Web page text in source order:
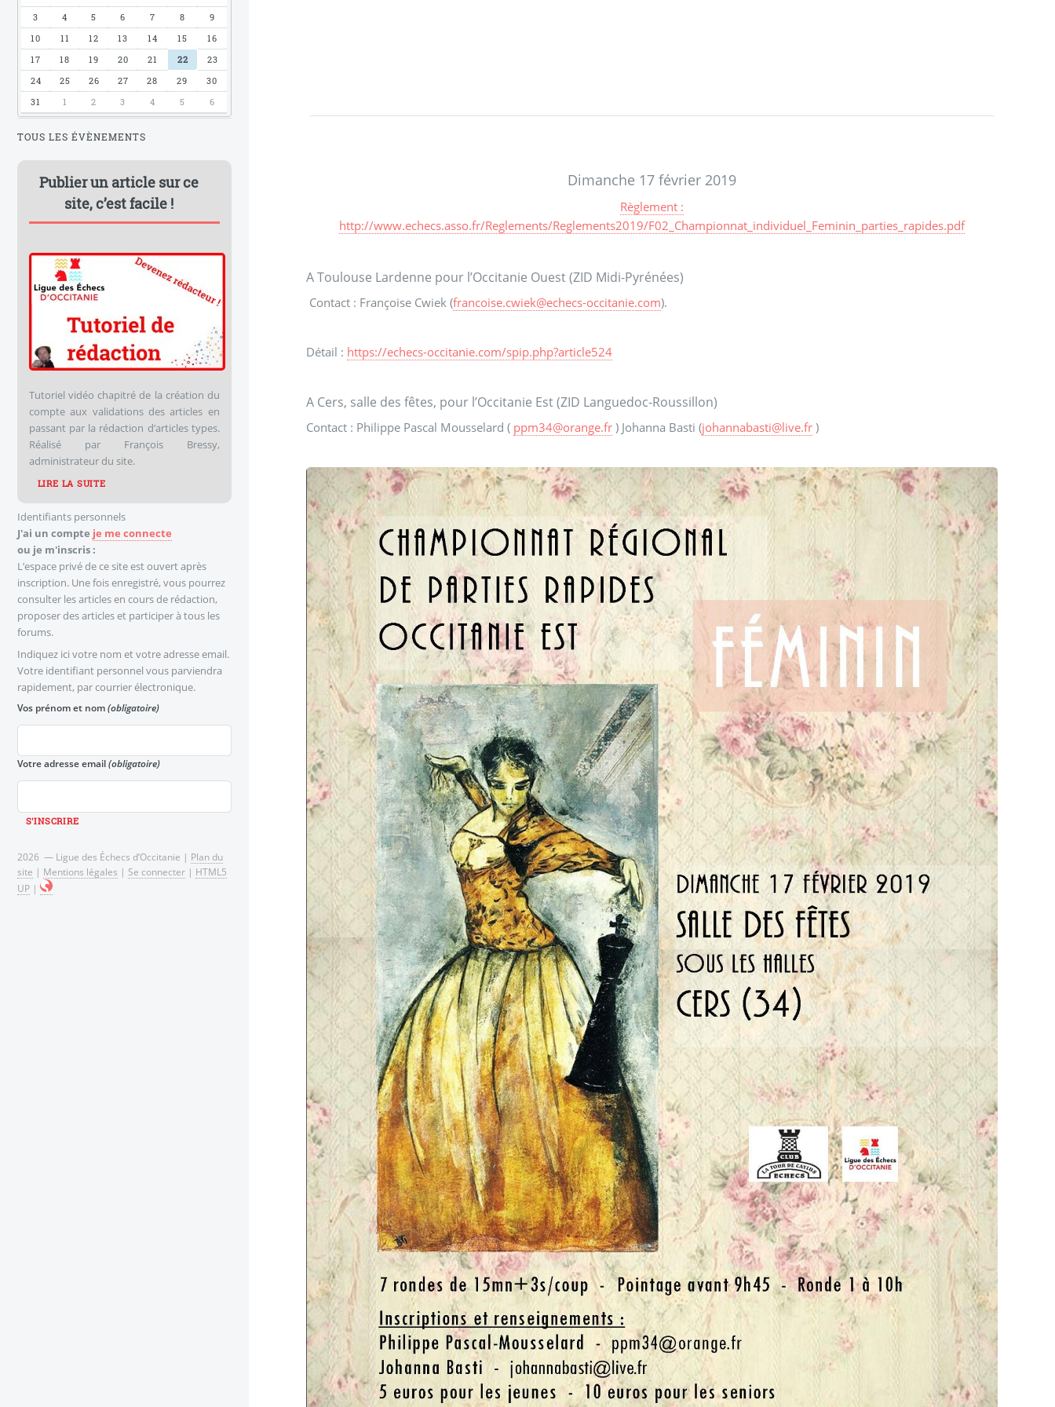
Dimanche 17 février 2019
Règlement :
http://www.echecs.asso.fr/Reglements/Reglements2019/F02_Championnat_individuel_Feminin_parties_rapides.pdf
A Toulouse Lardenne pour l’Occitanie Ouest (ZID Midi-Pyrénées)
Contact : Françoise Cwiek (francoise.cwiek@echecs-occitanie.com).
Détail : https://echecs-occitanie.com/spip.php?article524
A Cers, salle des fêtes, pour l’Occitanie Est (ZID Languedoc-Roussillon)
Contact : Philippe Pascal Mousselard ( ppm34@orange.fr ) Johanna Basti (johannabasti@live.fr )
3
4 5 6 7 8
9
10
11 12 13 14 15
16
17
18 19 20 21 22
23
24
25 26 27 28 29
30
31
1 2 3 4 5 6
TOUS LES ÉVÈNEMENTS
Publier un article sur ce
site, c’est facile !
Tutoriel vidéo chapitré de la création du
compte aux validations des articles en
passant par la rédaction d’articles types.
Réalisé par François Bressy,
administrateur du site.
LIRE LA SUITE
J'ai un compte je me connecte
ou je m'inscris :
L’espace privé de ce site est ouvert après
inscription. Une fois enregistré, vous pourrez
consulter les articles en cours de rédaction,
proposer des articles et participer à tous les
forums.
Identifiants personnels
Indiquez ici votre nom et votre adresse email.
Votre identifiant personnel vous parviendra
rapidement, par courrier électronique.
Vos prénom et nom(obligatoire)
Votre adresse email(obligatoire)
2026 — Ligue des Échecs d’Occitanie | Plan du
site | Mentions légales | Se connecter | HTML5
UP |